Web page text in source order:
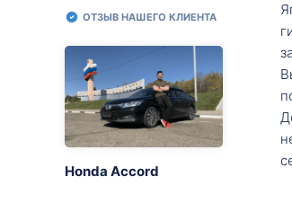
ОТЗЫВ НАШЕГО КЛИЕНТА
Honda Accord